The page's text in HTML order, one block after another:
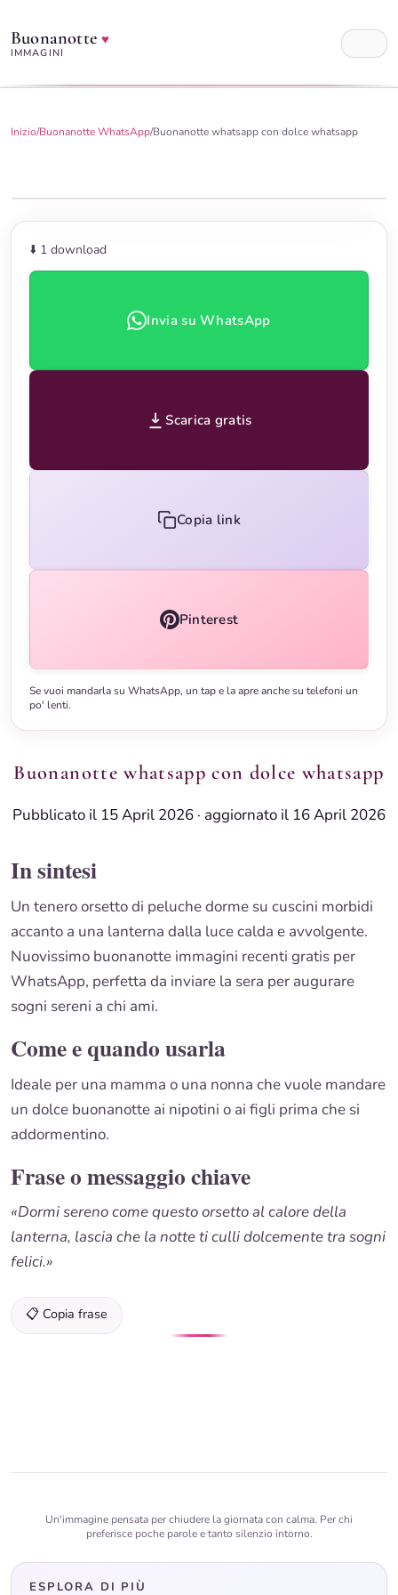
Buonanotte♥
IMMAGINI
Inizio/Buonanotte WhatsApp/Buonanotte whatsapp con dolce whatsapp
⬇️ 1 download
Invia su WhatsApp
Scarica gratis
Copia link
Pinterest
Se vuoi mandarla su WhatsApp, un tap e la apre anche su telefoni un
po' lenti.
Buonanotte whatsapp con dolce whatsapp
Pubblicato il 15 April 2026 · aggiornato il 16 April 2026
In sintesi
Un tenero orsetto di peluche dorme su cuscini morbidi
accanto a una lanterna dalla luce calda e avvolgente.
Nuovissimo buonanotte immagini recenti gratis per
WhatsApp, perfetta da inviare la sera per augurare
sogni sereni a chi ami.
Come e quando usarla
Ideale per una mamma o una nonna che vuole mandare
un dolce buonanotte ai nipotini o ai figli prima che si
addormentino.
Frase o messaggio chiave
«Dormi sereno come questo orsetto al calore della
lanterna, lascia che la notte ti culli dolcemente tra sogni
felici.»
📋 Copia frase
Un'immagine pensata per chiudere la giornata con calma. Per chi
preferisce poche parole e tanto silenzio intorno.
ESPLORA DI PIÙ